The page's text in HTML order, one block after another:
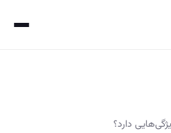
دارد؟